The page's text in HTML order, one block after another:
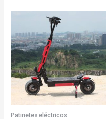
Patinetes eléctricos